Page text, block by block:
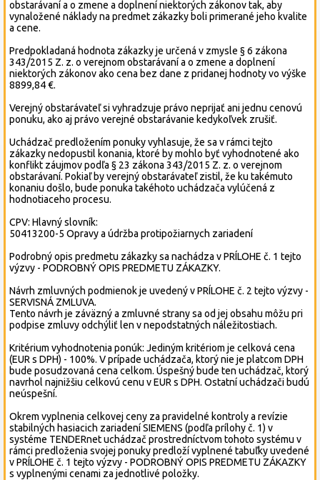
obstarávaní a o zmene a doplnení niektorých zákonov tak, aby
vynaložené náklady na predmet zákazky boli primerané jeho kvalite
a cene.
Predpokladaná hodnota zákazky je určená v zmysle § 6 zákona
343/2015 Z. z. o verejnom obstarávaní a o zmene a doplnení
niektorých zákonov ako cena bez dane z pridanej hodnoty vo výške
8899,84 €.
Verejný obstarávateľ si vyhradzuje právo neprijať ani jednu cenovú
ponuku, ako aj právo verejné obstarávanie kedykoľvek zrušiť.
Uchádzač predložením ponuky vyhlasuje, že sa v rámci tejto
zákazky nedopustil konania, ktoré by mohlo byť vyhodnotené ako
konflikt záujmov podľa § 23 zákona 343/2015 Z. z. o verejnom
obstarávaní. Pokiaľ by verejný obstarávateľ zistil, že ku takémuto
konaniu došlo, bude ponuka takéhoto uchádzača vylúčená z
hodnotiaceho procesu.
CPV: Hlavný slovník:
50413200-5 Opravy a údržba protipožiarnych zariadení
Podrobný opis predmetu zákazky sa nachádza v PRÍLOHE č. 1 tejto
výzvy - PODROBNÝ OPIS PREDMETU ZÁKAZKY.
Návrh zmluvných podmienok je uvedený v PRÍLOHE č. 2 tejto výzvy -
SERVISNÁ ZMLUVA.
Tento návrh je záväzný a zmluvné strany sa od jej obsahu môžu pri
podpise zmluvy odchýliť len v nepodstatných náležitostiach.
Kritérium vyhodnotenia ponúk: Jediným kritériom je celková cena
(EUR s DPH) - 100%. V prípade uchádzača, ktorý nie je platcom DPH
bude posudzovaná cena celkom. Úspešný bude ten uchádzač, ktorý
navrhol najnižšiu celkovú cenu v EUR s DPH. Ostatní uchádzači budú
neúspešní.
Okrem vyplnenia celkovej ceny za pravidelné kontroly a revízie
stabilných hasiacich zariadení SIEMENS (podľa prílohy č. 1) v
systéme TENDERnet uchádzač prostredníctvom tohoto systému v
rámci predloženia svojej ponuky predloží vyplnené tabuľky uvedené
v PRÍLOHE č. 1 tejto výzvy - PODROBNÝ OPIS PREDMETU ZÁKAZKY
s vyplnenými cenami za jednotlivé položky.